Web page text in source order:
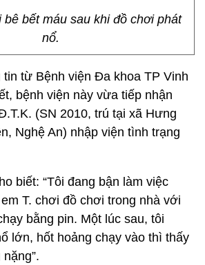
bê bết máu sau khi đồ chơi phát
nổ.
tin từ Bệnh viện Đa khoa TP Vinh
bệnh viện này vừa tiếp nhận
(SN 2010, trú tại xã Hưng
Nghệ An) nhập viện tình trạng
biết: “Tôi đang bận làm việc
T. chơi đồ chơi trong nhà với
bằng pin. Một lúc sau, tôi
lớn, hốt hoảng chạy vào thì thấy